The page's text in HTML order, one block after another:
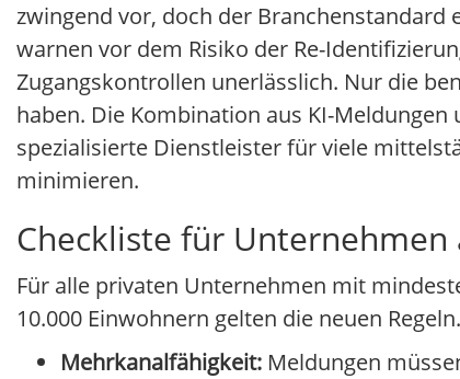
zwingend vor, doch der Branchenstandard
warnen vor dem Risiko der Re-
Zugangskontrollen unerlässlich. Nur die
haben. Die Kombination aus KI-
spezialisierte Dienstleister für viele
minimieren.
Checkliste für
Für alle privaten Unternehmen mit
10.000 Einwohnern gelten die neuen
Mehrkanalfähigkeit: Meldungen